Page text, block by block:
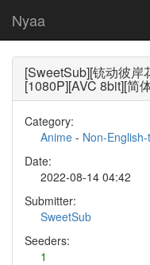
Nyaa
[SweetSub][铳动彼岸
[1080P][AVC 8bit][简
Category:
Anime - Non-
Date:
2022-08-14 04:42
Submitter:
SweetSub
Seeders:
1